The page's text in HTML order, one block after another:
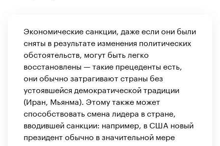
Экономические санкции, даже если они были
сняты в результате изменения политических
обстоятельств, могут быть легко
восстановлены — такие прецеденты есть,
они обычно затрагивают страны без
устоявшейся демократической традиции
(Иран, Мьянма). Этому также может
способствовать смена лидера в стране,
вводившей санкции: например, в США новый
президент обычно в значительной мере